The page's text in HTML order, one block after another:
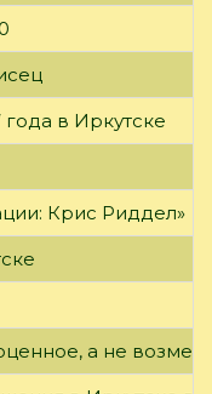
в Иркутске
Крис Риддел»
а не